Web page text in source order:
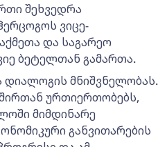
შეხვედრა
ვიცე-
და საგარეო
ბეტელთან გამართა.
დიალოგის მნიშვნელობას.
ურთიერთობებს,
მიმდინარე
განვითარების